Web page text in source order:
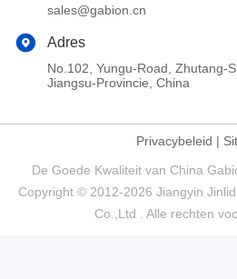
sales@gabion.cn
Adres
No.102, Yungu-Road, Zhutang-
Jiangsu-Provincie, China
Privacybeleid |
De Goede Kwaliteit van China
Copyright © 2012-2026 Jiangyin
Co.,Ltd . Alle rechten